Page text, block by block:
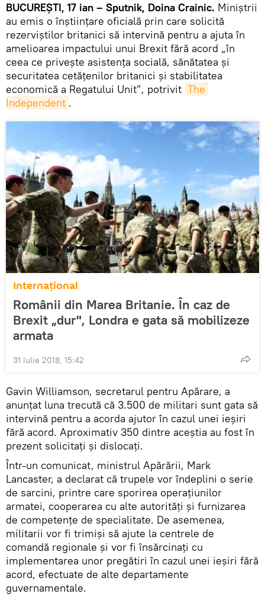
BUCUREŞTI, 17 ian – Sputnik, Doina Crainic. Miniștrii
au emis o înștiințare oficială prin care solicită
rezerviștilor britanici să intervină pentru a ajuta în
amelioarea impactului unui Brexit fără acord „în
ceea ce privește asistenţa socială, sănătatea și
securitatea cetățenilor britanici și stabilitatea
economică a Regatului Unit”, potrivit The
Independent .
Internaţional
Românii din Marea Britanie. În caz de
Brexit „dur", Londra e gata să mobilizeze
armata
31 Iulie 2018, 15:42
Gavin Williamson, secretarul pentru Apărare, a
anunţat luna trecută că 3.500 de militari sunt gata să
intervină pentru a acorda ajutor în cazul unei ieşiri
fără acord. Aproximativ 350 dintre aceştia au fost în
prezent solicitaţi şi dislocaţi.
Într-un comunicat, ministrul Apărării, Mark
Lancaster, a declarat că trupele vor îndeplini o serie
de sarcini, printre care sporirea operațiunilor
armatei, cooperarea cu alte autorități și furnizarea
de competențe de specialitate. De asemenea,
militarii vor fi trimiși să ajute la centrele de
comandă regionale și vor fi însărcinați cu
implementarea unor pregătiri în cazul unei ieşiri fără
acord, efectuate de alte departamente
guvernamentale.